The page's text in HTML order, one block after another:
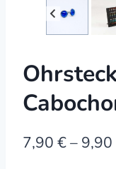
7,90 €– 9,90